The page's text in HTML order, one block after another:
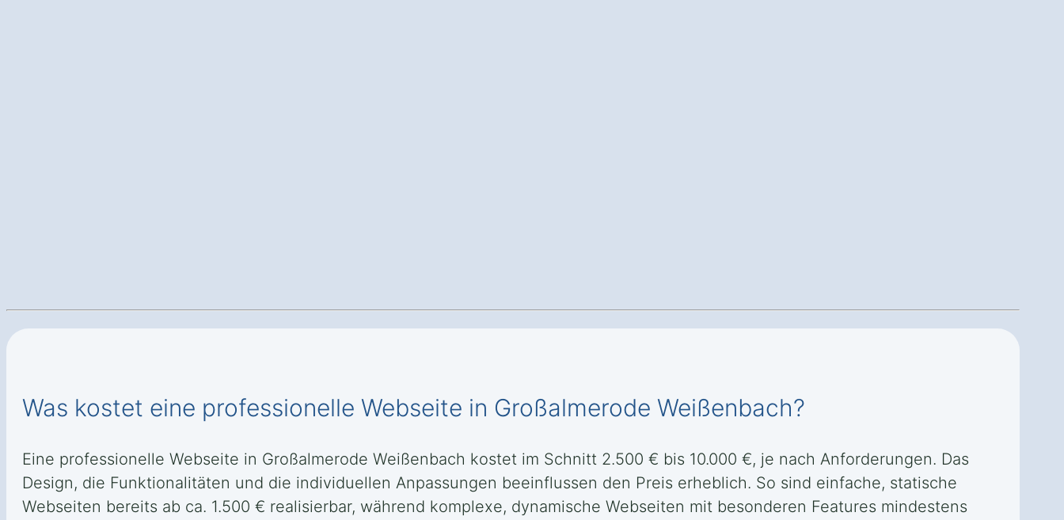
Was kostet eine professionelle Webseite in Großalmerode Weißenbach?
Eine professionelle Webseite in Großalmerode Weißenbach kostet im Schnitt 2.500 € bis 10.000 €, je nach Anforderungen. Das
Design, die Funktionalitäten und die individuellen Anpassungen beeinflussen den Preis erheblich. So sind einfache, statische
Webseiten bereits ab ca. 1.500 € realisierbar, während komplexe, dynamische Webseiten mit besonderen Features mindestens